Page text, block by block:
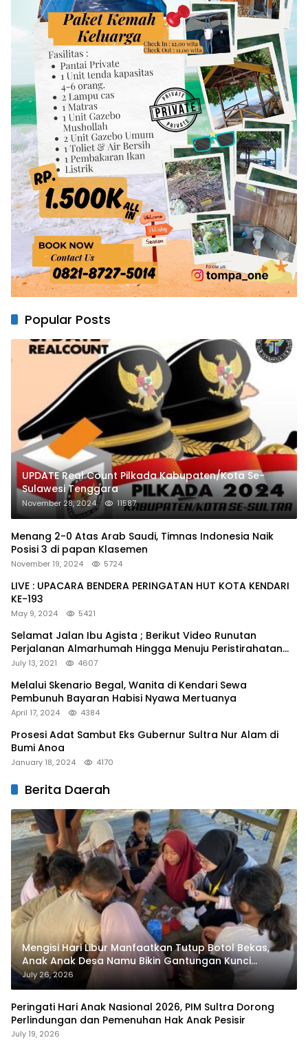
Popular Posts
UPDATE Real Count Pilkada Kabupaten/Kota Se-
Sulawesi Tenggara
November 28, 2024 11587
Menang 2-0 Atas Arab Saudi, Timnas Indonesia Naik
Posisi 3 di papan Klasemen
November 19, 2024 5724
LIVE : UPACARA BENDERA PERINGATAN HUT KOTA KENDARI
KE-193
May 9, 2024 5421
Selamat Jalan Ibu Agista ; Berikut Video Runutan
Perjalanan Almarhumah Hingga Menuju Peristirahatan
Terakhir
July 13, 2021 4607
Melalui Skenario Begal, Wanita di Kendari Sewa
Pembunuh Bayaran Habisi Nyawa Mertuanya
April 17, 2024 4384
Prosesi Adat Sambut Eks Gubernur Sultra Nur Alam di
Bumi Anoa
January 18, 2024 4170
Berita Daerah
Mengisi Hari Libur Manfaatkan Tutup Botol Bekas,
Anak Anak Desa Namu Bikin Gantungan Kunci
Bernilai Ekonomi
July 26, 2026
Peringati Hari Anak Nasional 2026, PIM Sultra Dorong
Perlindungan dan Pemenuhan Hak Anak Pesisir
July 19, 2026